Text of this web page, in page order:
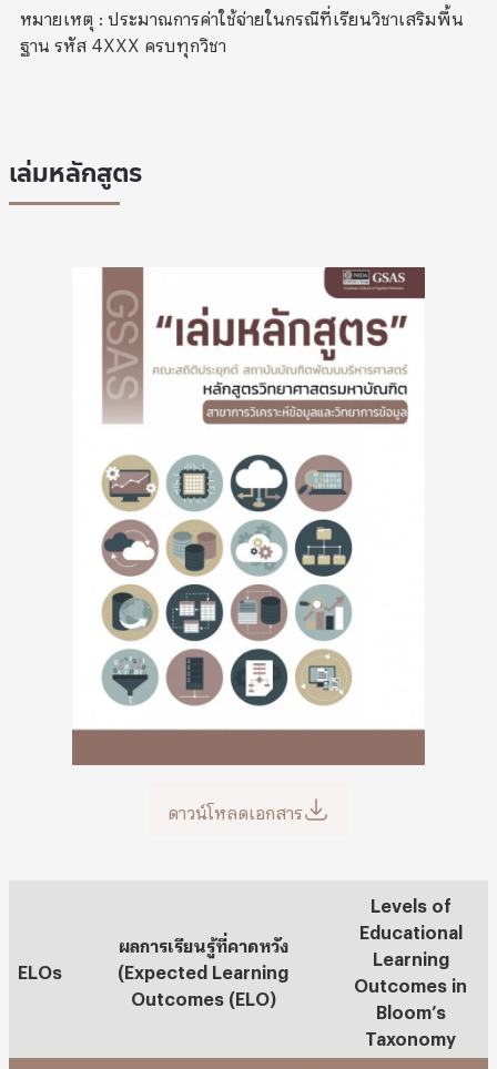
หมายเหตุ : ประมาณการค่าใช้จ่ายในกรณีที่เรียนวิชาเสริมพื้น
ฐาน รหัส 4XXX ครบทุกวิชา
เล่มหลักสูตร
ดาวน์โหลดเอกสาร
ELOs
ผลการเรียนรู้ที่คาดหวัง
(Expected Learning
Outcomes (ELO)
Levels of
Educational
Learning
Outcomes in
Bloom’s
Taxonomy